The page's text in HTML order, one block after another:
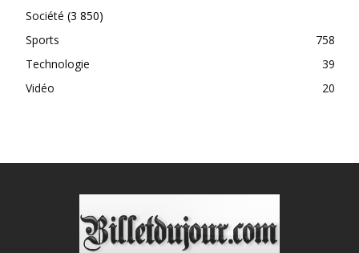
Société (3 850)
Sports
758
Technologie
39
Vidéo
20